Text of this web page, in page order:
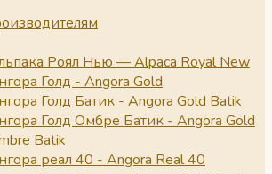
Роял Нью — Alpaca Royal New
Голд - Angora Gold
Голд Батик - Angora Gold Batik
Голд Омбре Батик - Angora Gold
Batik
реал 40 - Angora Real 40